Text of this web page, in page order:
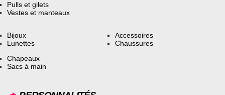
Pulls et gilets
Vestes et manteaux
Bijoux
Lunettes
Accessoires
Chaussures
Chapeaux
Sacs à main